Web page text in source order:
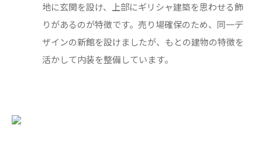
地に玄関を設け、上部にギリシャ建築を思わせる飾
りがあるのが特徴です。売り場確保のため、同一デ
ザインの新館を設けましたが、もとの建物の特徴を
活かして内装を整備しています。